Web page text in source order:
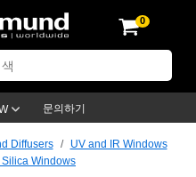
0
문의하기
Diffusers
UV and IR Windows
Windows